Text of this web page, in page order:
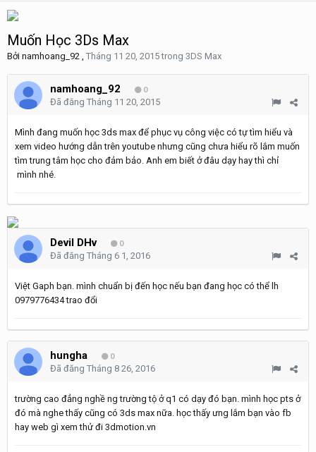
Muốn Học 3Ds Max
Bởi namhoang_92 , Tháng 11 20, 2015trong 3DS Max
namhoang_92 0
Đã đăng Tháng 11 20, 2015
Mình đang muốn học 3ds max để phục vụ công việc có tự tìm hiểu và
xem video hướng dẫn trên youtube nhưng cũng chưa hiểu rõ lắm muốn
tìm trung tâm học cho đảm bảo. Anh em biết ở đâu dạy hay thì chỉ
mình nhé.
Devil DHv 0
Đã đăng Tháng 6 1, 2016
Việt Gaph bạn. mình chuẩn bị đến học nếu bạn đang học có thể lh
0979776434 trao đổi
hungha 0
Đã đăng Tháng 8 26, 2016
trường cao đẳng nghề ng trường tộ ở q1 có dạy đó bạn. mình học pts ở
đó mà nghe thấy cũng có 3ds max nữa. học thấy ưng lắm bạn vào fb
hay web gì xem thử đi 3dmotion.vn